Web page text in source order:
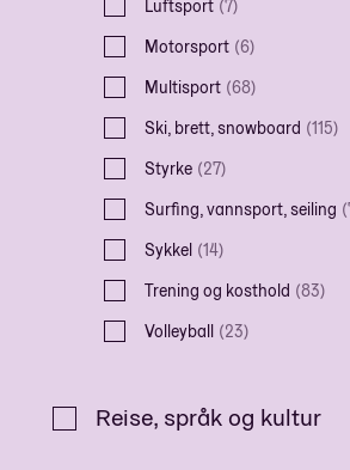
Luftsport (7)
Motorsport (6)
Multisport (68)
Ski, brett, snowboard (115)
Styrke (27)
Surfing, vannsport, seiling (
Sykkel (14)
Trening og kosthold (83)
Volleyball (23)
Reise, språk og kultur